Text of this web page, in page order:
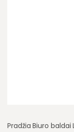
Pradžia Biuro baldai